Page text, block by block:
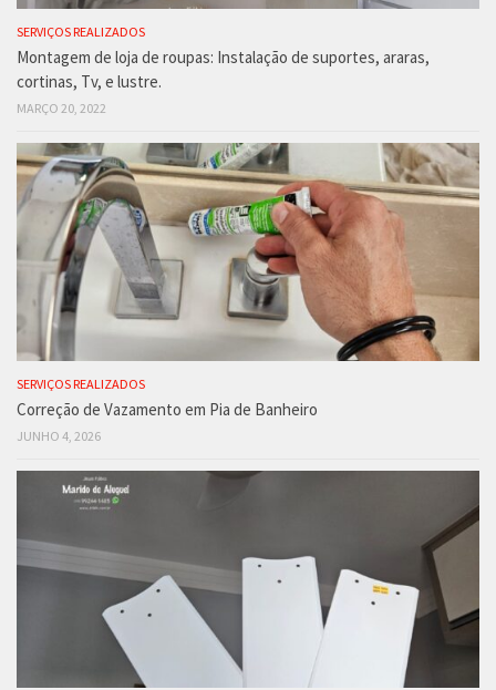
SERVIÇOS REALIZADOS
Montagem de loja de roupas: Instalação de suportes, araras,
cortinas, Tv, e lustre.
MARÇO 20, 2022
SERVIÇOS REALIZADOS
Correção de Vazamento em Pia de Banheiro
JUNHO 4, 2026